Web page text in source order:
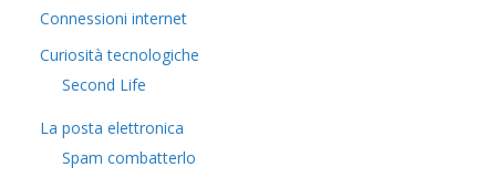
Connessioni internet
Curiosità tecnologiche
​Second Life
La posta elettronica
Spam combatterlo